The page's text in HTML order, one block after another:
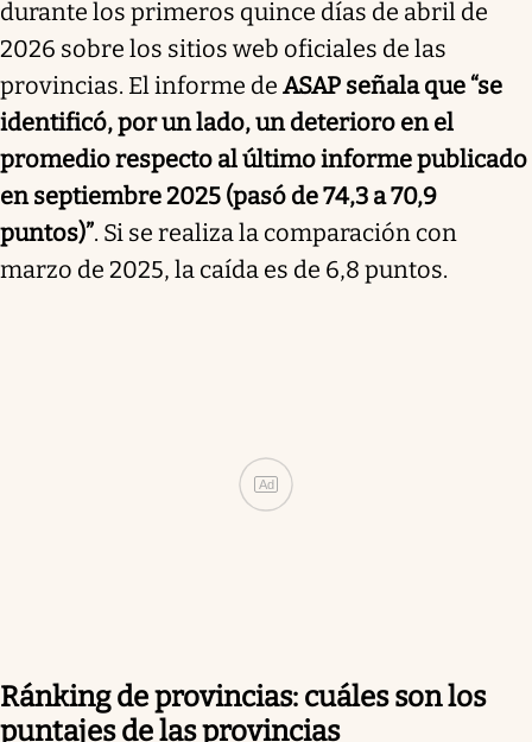
durante los primeros quince días de abril de
2026 sobre los sitios web oficiales de las
provincias. El informe de ASAP señala que “se
identificó, por un lado, un deterioro en el
promedio respecto al último informe publicado
en septiembre 2025 (pasó de 74,3 a 70,9
puntos)”. Si se realiza la comparación con
marzo de 2025, la caída es de 6,8 puntos.
Ad
Ránking de provincias: cuáles son los
puntajes de las provincias